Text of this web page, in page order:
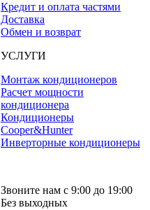
Кредит и оплата частями
Доставка
Обмен и возврат
УСЛУГИ
Монтаж кондиционеров
Расчет мощности
кондиционера
Кондиционеры
Cooper&Hunter
Инверторные кондиционеры
Звоните нам с 9:00 до 19:00
Без выходных